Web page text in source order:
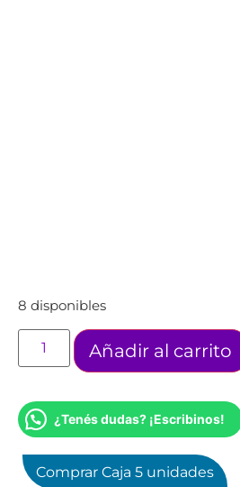
8 disponibles
Añadir al carrito
¿Tenés dudas? ¡Escribinos!
Comprar Caja 5 unidades